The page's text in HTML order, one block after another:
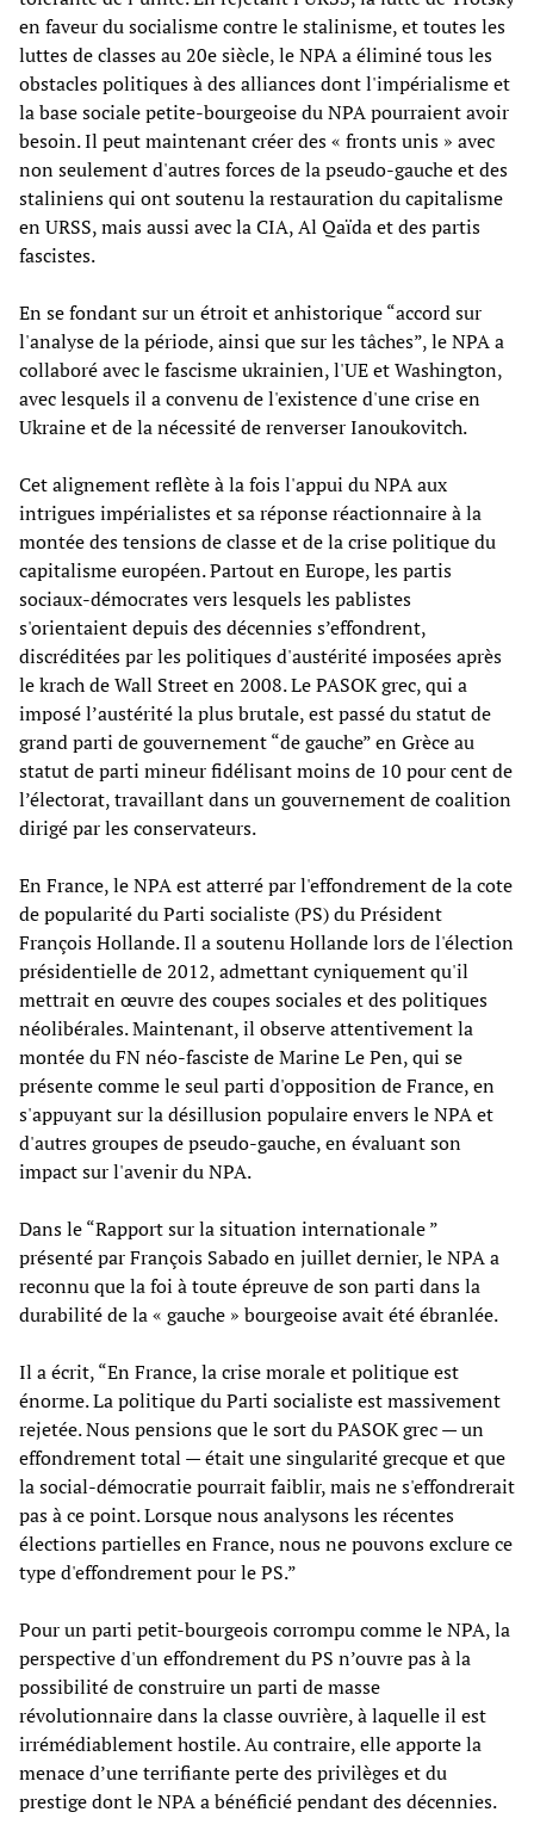
en faveur du socialisme contre le stalinisme, et toutes les
luttes de classes au 20e siècle, le NPA a éliminé tous les
obstacles politiques à des alliances dont l'impérialisme et
la base sociale petite-bourgeoise du NPA pourraient avoir
besoin. Il peut maintenant créer des « fronts unis » avec
non seulement d'autres forces de la pseudo-gauche et des
staliniens qui ont soutenu la restauration du capitalisme
en URSS, mais aussi avec la CIA, Al Qaïda et des partis
fascistes.
En se fondant sur un étroit et anhistorique “accord sur
l'analyse de la période, ainsi que sur les tâches”, le NPA a
collaboré avec le fascisme ukrainien, l'UE et Washington,
avec lesquels il a convenu de l'existence d'une crise en
Ukraine et de la nécessité de renverser Ianoukovitch.
Cet alignement reflète à la fois l'appui du NPA aux
intrigues impérialistes et sa réponse réactionnaire à la
montée des tensions de classe et de la crise politique du
capitalisme européen. Partout en Europe, les partis
sociaux-démocrates vers lesquels les pablistes
s'orientaient depuis des décennies s’effondrent,
discréditées par les politiques d'austérité imposées après
le krach de Wall Street en 2008. Le PASOK grec, qui a
imposé l’austérité la plus brutale, est passé du statut de
grand parti de gouvernement “de gauche” en Grèce au
statut de parti mineur fidélisant moins de 10 pour cent de
l’électorat, travaillant dans un gouvernement de coalition
dirigé par les conservateurs.
En France, le NPA est atterré par l'effondrement de la cote
de popularité du Parti socialiste (PS) du Président
François Hollande. Il a soutenu Hollande lors de l'élection
présidentielle de 2012, admettant cyniquement qu'il
mettrait en œuvre des coupes sociales et des politiques
néolibérales. Maintenant, il observe attentivement la
montée du FN néo-fasciste de Marine Le Pen, qui se
présente comme le seul parti d'opposition de France, en
s'appuyant sur la désillusion populaire envers le NPA et
d'autres groupes de pseudo-gauche, en évaluant son
impact sur l'avenir du NPA.
Dans le “Rapport sur la situation internationale ”
présenté par François Sabado en juillet dernier, le NPA a
reconnu que la foi à toute épreuve de son parti dans la
durabilité de la « gauche » bourgeoise avait été ébranlée.
Il a écrit, “En France, la crise morale et politique est
énorme. La politique du Parti socialiste est massivement
rejetée. Nous pensions que le sort du PASOK grec — un
effondrement total — était une singularité grecque et que
la social-démocratie pourrait faiblir, mais ne s'effondrerait
pas à ce point. Lorsque nous analysons les récentes
élections partielles en France, nous ne pouvons exclure ce
type d'effondrement pour le PS.”
Pour un parti petit-bourgeois corrompu comme le NPA, la
perspective d'un effondrement du PS n’ouvre pas à la
possibilité de construire un parti de masse
révolutionnaire dans la classe ouvrière, à laquelle il est
irrémédiablement hostile. Au contraire, elle apporte la
menace d’une terrifiante perte des privilèges et du
prestige dont le NPA a bénéficié pendant des décennies.